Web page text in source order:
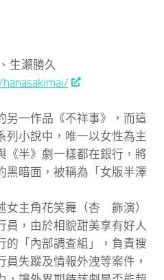
生瀨勝久
另一作品《不祥事》，而這
列小說中，唯一以女性為主
《半》劇一樣都在銀行，將
黑暗面，被稱為「女版半澤
女主角花笑舞（杏 飾演）
員，由於相貌甜美享有好人
的「內部調查組」，負責搜
失蹤及情報外洩等案件，